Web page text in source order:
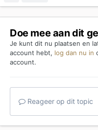
Doe mee aan dit
Je kunt dit nu plaatsen en
account hebt, log dan nu in
account.
Reageer op dit topic